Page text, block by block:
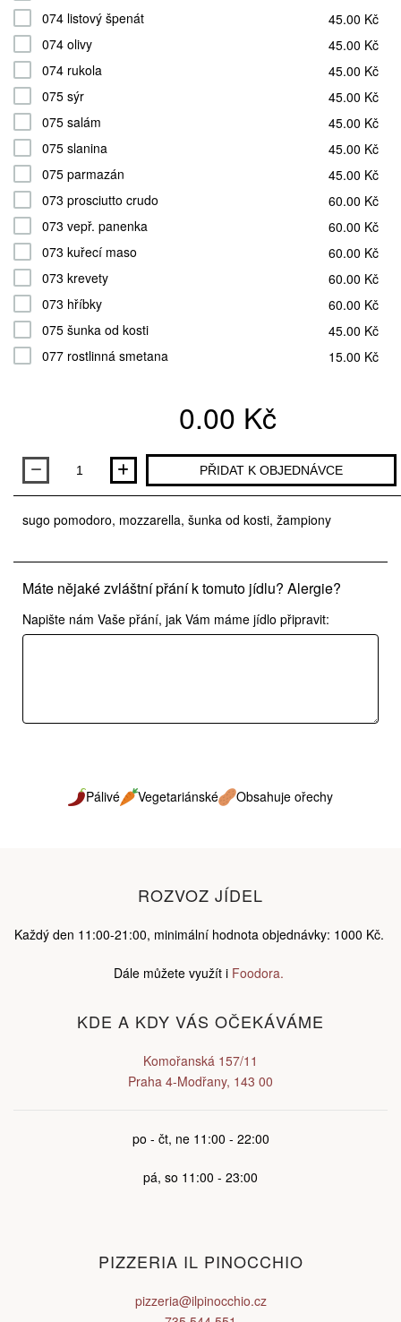
074 listový špenát
45.00 Kč
074 olivy
45.00 Kč
074 rukola
45.00 Kč
075 sýr
45.00 Kč
075 salám
45.00 Kč
075 slanina
45.00 Kč
075 parmazán
45.00 Kč
073 prosciutto crudo
60.00 Kč
073 vepř. panenka
60.00 Kč
073 kuřecí maso
60.00 Kč
073 krevety
60.00 Kč
073 hříbky
60.00 Kč
075 šunka od kosti
45.00 Kč
077 rostlinná smetana
15.00 Kč
0.00 Kč
Množství PŘIDAT K OBJEDNÁVCE
sugo pomodoro, mozzarella, šunka od kosti, žampiony
Máte nějaké zvláštní přání k tomuto jídlu? Alergie?
Napište nám Vaše přání, jak Vám máme jídlo připravit:
Pálivé Vegetariánské Obsahuje ořechy
KDE A KDY VÁS OČEKÁVÁME
Komořanská 157/11
Praha 4-Modřany, 143 00
po - čt, ne 11:00 - 22:00
pá, so 11:00 - 23:00
ROZVOZ JÍDEL
Každý den 11:00-21:00, minimální hodnota objednávky: 1000 Kč.
Dále můžete využít i Foodora.
PIZZERIA IL PINOCCHIO
pizzeria@ilpinocchio.cz